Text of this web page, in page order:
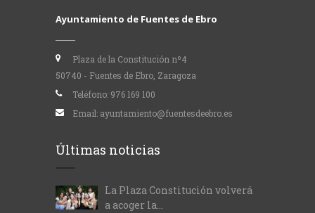
Ayuntamiento de Fuentes de Ebro
Plaza de la Constitución nº4
50740 - Fuentes de Ebro, Zaragoza
Teléfono: 976 169 100
Email: ayuntamiento@fuentesdeebro.es
Últimas noticias
La Plaza Constitución volverá
a acoger la...